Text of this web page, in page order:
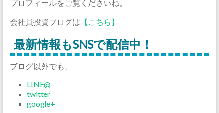
プロフィールをご覧くださいね。
会社員投資ブログは 【こちら】
最新情報もSNSで配信中！
ブログ以外でも、
LINE@
twitter
google+